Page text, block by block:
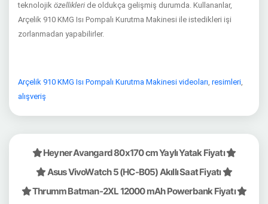
teknolojik özellikleri de oldukça gelişmiş durumda. Kullananlar,
Arçelik 910 KMG Isı Pompalı Kurutma Makinesi ile istedikleri işi
zorlanmadan yapabilirler.
Arçelik 910 KMG Isı Pompalı Kurutma Makinesi videoları, resimleri,
alışveriş
Heyner Avangard 80x170 cm Yaylı Yatak Fiyatı
Asus VivoWatch 5 (HC-B05) Akıllı Saat Fiyatı
Thrumm Batman-2XL 12000 mAh Powerbank Fiyatı